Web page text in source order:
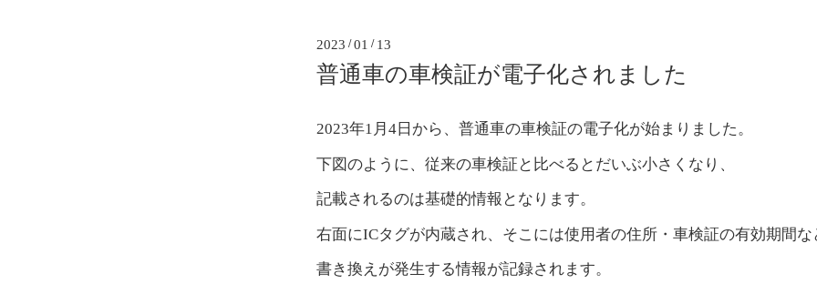
2023 /01 / 13
普通車の車検証が電子化されました
2023年1月4日から、普通車の車検証の電子化が始まりました。
下図のように、従来の車検証と比べるとだいぶ小さくなり、
記載されるのは基礎的情報となります。
右面にICタグが内蔵され、そこには使用者の住所・車検証の有効期間な
書き換えが発生する情報が記録されます。